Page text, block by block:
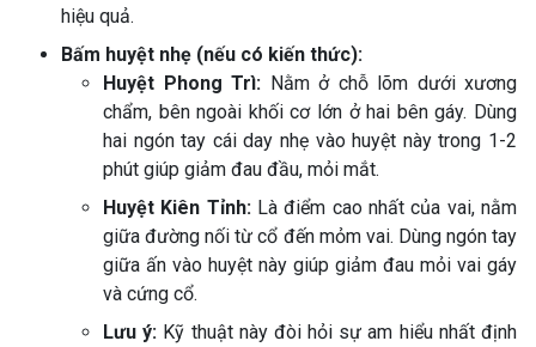
hiệu quả.
Bấm huyệt nhẹ (nếu có kiến thức):
Huyệt Phong Trì: Nằm ở chỗ lõm dưới xương
chẩm, bên ngoài khối cơ lớn ở hai bên gáy. Dùng
hai ngón tay cái day nhẹ vào huyệt này trong 1-2
phút giúp giảm đau đầu, mỏi mắt.
Huyệt Kiên Tỉnh:Là điểm cao nhất của vai, nằm
giữa đường nối từ cổ đến mỏm vai. Dùng ngón tay
giữa ấn vào huyệt này giúp giảm đau mỏi vai gáy
và cứng cổ.
Lưu ý: Kỹ thuật này đòi hỏi sự am hiểu nhất định